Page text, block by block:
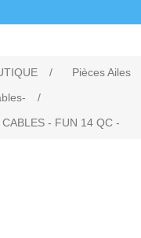
/ Pièces Ailes
/
- FUN 14 QC -